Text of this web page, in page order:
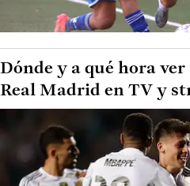
Dónde y a qué hora ver
Real Madrid en TV y